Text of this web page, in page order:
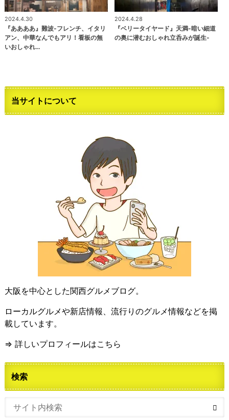
2024.4.30
『ああああ』難波-フレンチ、イタリ
アン、中華なんでもアリ！看板の無
いおしゃれ…
2024.4.28
『ベリータイヤード』天満-暗い細道
の奥に潜むおしゃれ立呑みが誕生-
当サイトについて
大阪を中心とした関西グルメブログ。
ローカルグルメや新店情報、流行りのグルメ情報などを掲
載しています。
⇒ 詳しいプロフィールはこちら
検索